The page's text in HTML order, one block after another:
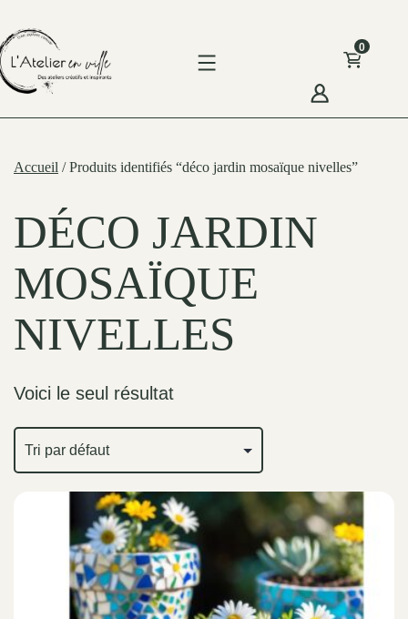
to
content
0
Accueil / Produits identifiés “déco jardin mosaïque nivelles”
DÉCO JARDIN
MOSAÏQUE
NIVELLES
Voici le seul résultat